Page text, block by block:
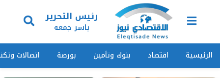
رئيس التحرير
ياسر جمعه
الرئيسية اقتصاد بنوك وتأمين بورصة اتصالات